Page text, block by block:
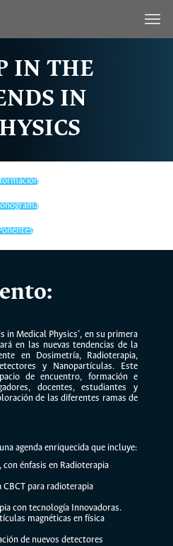
IN THE
IN
in Medical Physics’, en su primera
en las nuevas tendencias de la
en Dosimetría, Radioterapia,
y Nanopartículas. Este
de encuentro, formación e
docentes, estudiantes y
de las diferentes ramas de
agenda enriquecida que incluye:
con énfasis en Radioterapia
para radioterapia
con tecnología Innovadoras.
magnéticas en física
de nuevos detectores